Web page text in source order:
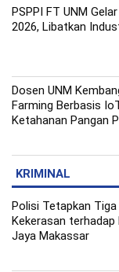
PSPPI FT UNM
2026, Libatkan
Dosen UNM
Farming Berbasis
Ketahanan Pangan
KRIMINAL
Polisi Tetapkan
Kekerasan
Jaya Makassar